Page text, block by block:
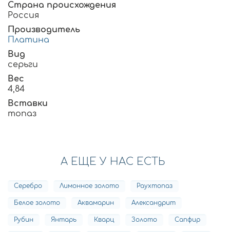
Страна происхождения
Россия
Производитель
Платина
Вид
серьги
Вес
4,84
Вставки
топаз
А ЕЩЕ У НАС ЕСТЬ
Серебро Лимонное золото Раухтопаз
Белое золото Аквамарин Александрит
Рубин Янтарь Кварц Золото Сапфир